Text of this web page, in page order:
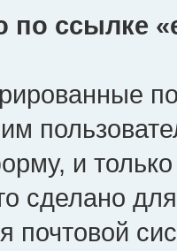
по ссылке
и
сделано
почтовой